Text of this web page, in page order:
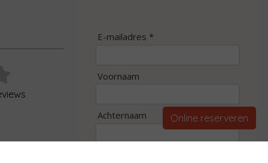
E-mailadres *
Voornaam
Achternaam Online reserveren